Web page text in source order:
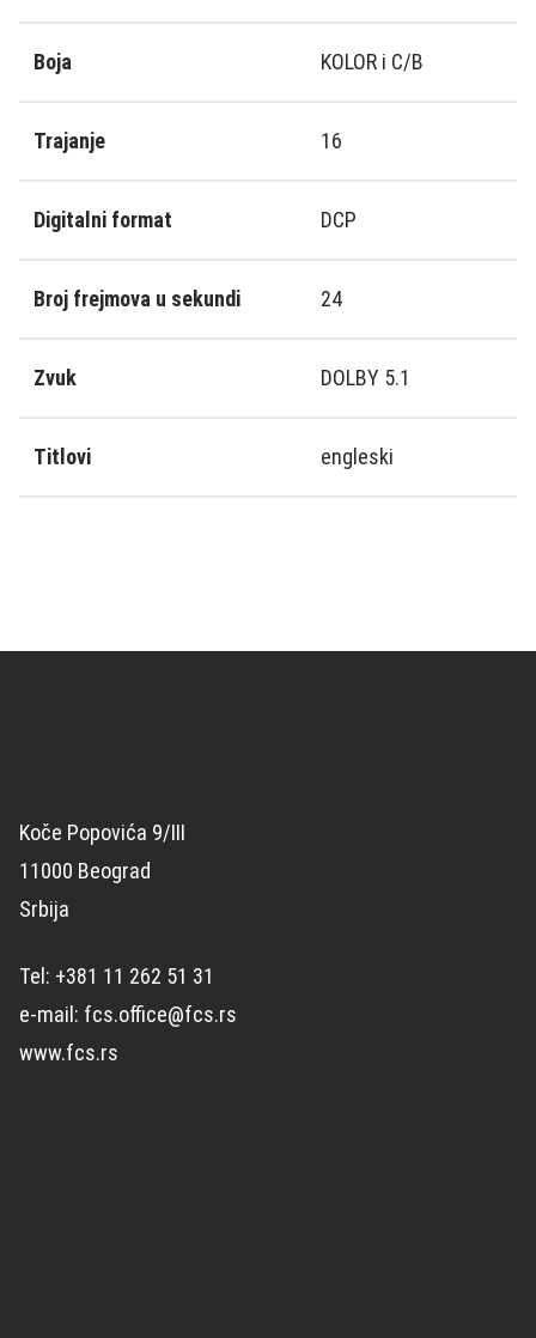
Boja KOLOR i C/B
Trajanje 16
Digitalni format DCP
Broj frejmova u sekundi 24
Zvuk DOLBY 5.1
Titlovi engleski
Koče Popovića 9/III
11000 Beograd
Srbija
Tel: +381 11 262 51 31
e-mail: fcs.office@fcs.rs
www.fcs.rs